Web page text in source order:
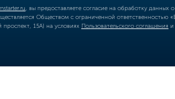
, вы предоставляете согласие на обработку
Обществом с ограниченной
15А) на условиях Пользовательского соглашения и